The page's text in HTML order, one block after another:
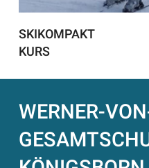
SKIKOMPAKT
KURS
WERNER-